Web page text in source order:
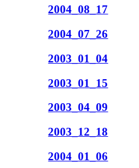
2004_08_17
2004_07_26
2003_01_04
2003_01_15
2003_04_09
2003_12_18
2004_01_06